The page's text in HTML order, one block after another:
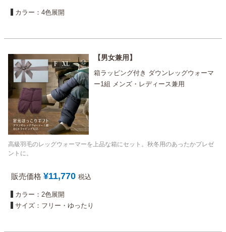
カラー：4色展開
男女兼用
箱ラッピング付き ダウンレッグウォーマ
ー1組 メンズ・レディース兼用
高級羽毛のレッグウォーマーを上品な箱にセット。秋冬用のあったかプレゼ
ントに。
販売価格 ¥11,770 税込
カラー：2色展開
サイズ：フリー・ゆったり